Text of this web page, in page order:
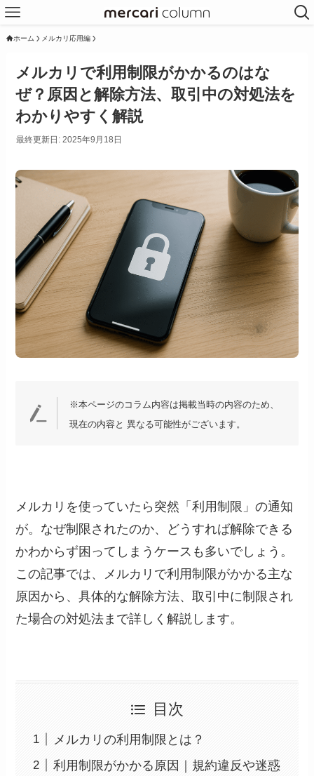
ホーム メルカリ応用編
メルカリで利用制限がかかるのはな
ぜ？原因と解除方法、取引中の対処法を
わかりやすく解説
最終更新日: 2025年9月18日
※本ページのコラム内容は掲載当時の内容のため、
現在の内容と 異なる可能性がございます。
メルカリを使っていたら突然「利用制限」の通知
が。なぜ制限されたのか、どうすれば解除できる
かわからず困ってしまうケースも多いでしょう。
この記事では、メルカリで利用制限がかかる主な
原因から、具体的な解除方法、取引中に制限され
た場合の対処法まで詳しく解説します。
目次
メルカリの利用制限とは？
利用制限がかかる原因｜規約違反や迷惑